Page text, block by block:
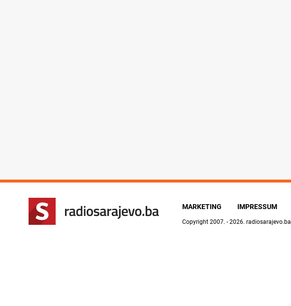
MARKETING IMPRESSUM
Copyright 2007. - 2026. radiosarajevo.ba